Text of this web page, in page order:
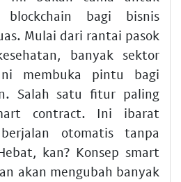
blockchain bagi bisnis
Mulai dari rantai pasok
banyak sektor
membuka pintu bagi
. Salah satu fitur paling
contract. Ini ibarat
otomatis tanpa
kan? Konsep smart
akan mengubah banyak